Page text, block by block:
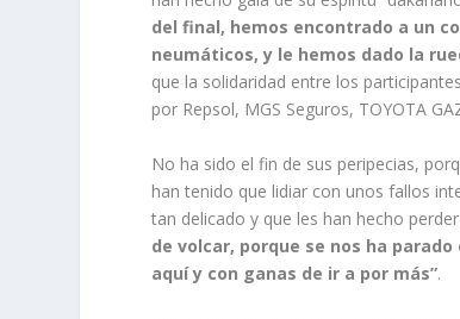
del final, hemos encontrado a un
neumáticos, y le hemos dado la
que la solidaridad entre los
por Repsol, MGS Seguros, TOYOTA
No ha sido el fin de sus peripecias,
han tenido que lidiar con unos fallos
tan delicado y que les han hecho
de volcar, porque se nos ha
aquí y con ganas de ir a por más”.